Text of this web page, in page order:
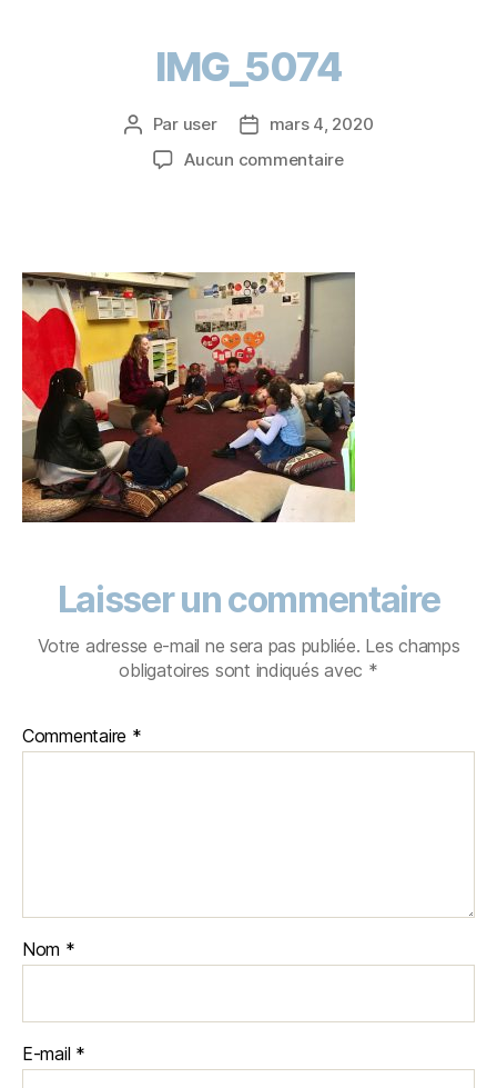
IMG_5074
Par user
mars 4, 2020
Aucun commentaire
Laisser un commentaire
Votre adresse e-mail ne sera pas publiée. Les champs
obligatoires sont indiqués avec *
Commentaire *
Nom *
E-mail *